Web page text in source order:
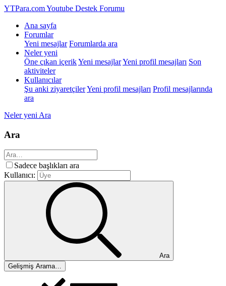
YTPara.comYoutube Destek Forumu
Ana sayfa
Forumlar
Yeni mesajlar Forumlarda ara
Neler yeni
Öne çıkan içerikYeni mesajlarYeni profil mesajları Son
aktiviteler
Kullanıcılar
Şu anki ziyaretçilerYeni profil mesajları Profil mesajlarında
ara
Neler yeni Ara
Ara
Sadece başlıkları ara
Kullanıcı:
Ara
Gelişmiş Arama…